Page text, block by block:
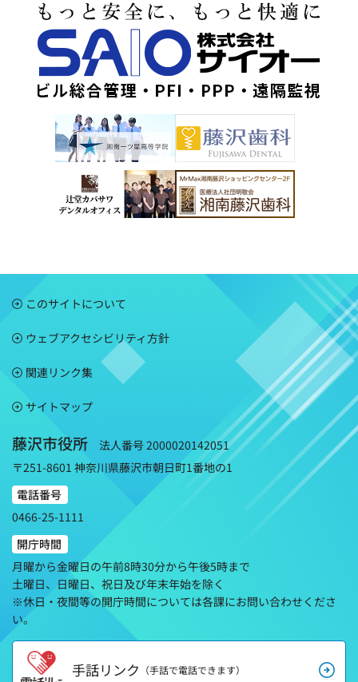
このサイトについて
ウェブアクセシビリティ方針
関連リンク集
サイトマップ
藤沢市役所
法人番号 2000020142051
〒251-8601 神奈川県藤沢市朝日町1番地の1
電話番号
0466-25-1111
開庁時間
月曜から金曜日の午前8時30分から午後5時まで
土曜日、日曜日、祝日及び年末年始を除く
※休日・夜間等の開庁時間については各課にお問い合わせくださ
い。
手話リンク （手話で電話できます）